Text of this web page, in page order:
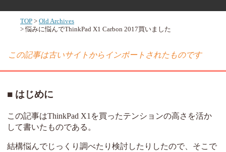
TOP
Old Archives
悩みに悩んでThinkPad X1 Carbon 2017買いました
この記事は古いサイトからインポートされたものです
はじめに
この記事はThinkPad X1を買ったテンションの高さを活か
して書いたものである。
結構悩んでじっくり調べたり検討したりしたので、そこで